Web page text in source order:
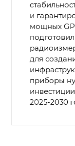
и
мощных
для
приборы
2025-2030